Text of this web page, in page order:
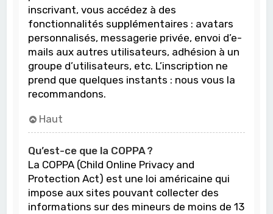
inscrivant, vous accédez à des
fonctionnalités supplémentaires : avatars
personnalisés, messagerie privée, envoi d’e-
mails aux autres utilisateurs, adhésion à un
groupe d’utilisateurs, etc. L’inscription ne
prend que quelques instants : nous vous la
recommandons.
Haut
Qu’est-ce que la COPPA ?
La COPPA (Child Online Privacy and
Protection Act) est une loi américaine qui
impose aux sites pouvant collecter des
informations sur des mineurs de moins de 13